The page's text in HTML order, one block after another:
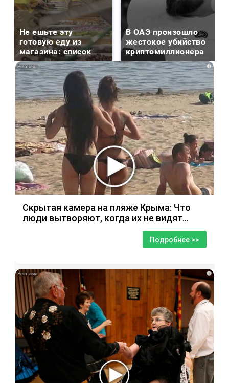
Не ешьте эту
готовую еду из
магазина: список
В ОАЭ произошло
жестокое убийство
криптомиллионера
i
Скрытая камера на пляже Крыма: Что
люди вытворяют, когда их не видят...
Подробнее >>
i